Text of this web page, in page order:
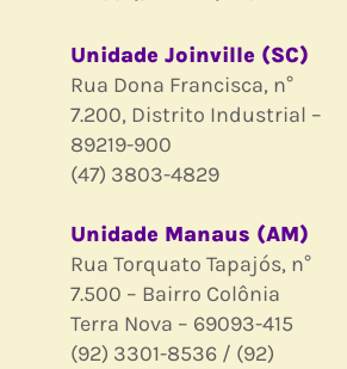
Unidade Joinville (SC)
Rua Dona Francisca, n°
7.200, Distrito Industrial –
89219-900
(47) 3803-4829
Unidade Manaus (AM)
Rua Torquato Tapajós, n°
7.500 – Bairro Colônia
Terra Nova – 69093-415
(92) 3301-8536 / (92)